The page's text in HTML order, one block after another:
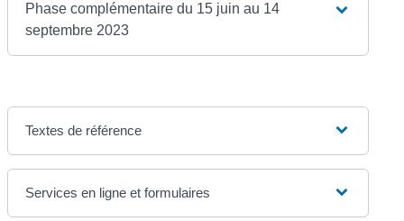
Phase complémentaire du 15 juin au 14
septembre 2023
Textes de référence
Services en ligne et formulaires